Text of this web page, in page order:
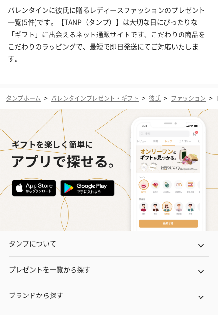
バレンタインに彼氏に贈るレディースファッションのプレゼント
一覧(5件)です。【TANP（タンプ）】は大切な日にぴったりな
「ギフト」に出会えるネット通販サイトです。こだわりの商品を
こだわりのラッピングで、最短で即日発送にてご対応いたしま
す。
タンプホーム > バレンタインプレゼント・ギフト > 彼氏 > ファッション >
タンプについて
プレゼントを一覧から探す
ブランドから探す